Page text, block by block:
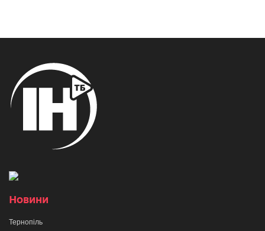
Новини
Тернопіль